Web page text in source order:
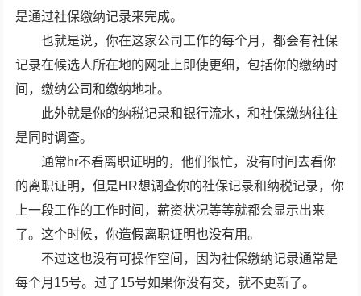
是通过社保缴纳记录来完成。
也就是说，你在这家公司工作的每个月，都会有社保
记录在候选人所在地的网址上即使更细，包括你的缴纳时
间，缴纳公司和缴纳地址。
此外就是你的纳税记录和银行流水，和社保缴纳往往
是同时调查。
通常hr不看离职证明的，他们很忙，没有时间去看你
的离职证明，但是HR想调查你的社保记录和纳税记录，你
上一段工作的工作时间，薪资状况等等就都会显示出来
了。这个时候，你造假离职证明也没有用。
不过这也没有可操作空间，因为社保缴纳记录通常是
每个月15号。过了15号如果你没有交，就不更新了。